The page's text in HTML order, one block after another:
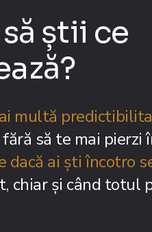
știi ce
multă
să te mai pierzi
ai ști încotro
chiar și când totul